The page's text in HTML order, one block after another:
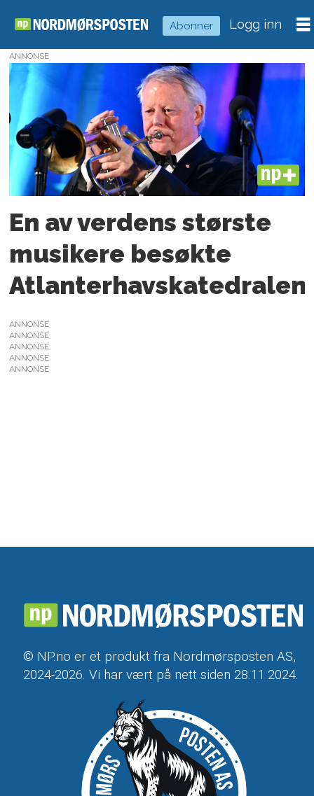
Abonner Logg inn
Tag:
espen
grjotheim
ANNONSE
PLUS
En av verdens største
musikere besøkte
Atlanterhavskatedralen
ANNONSE
ANNONSE
ANNONSE
ANNONSE
ANNONSE
© NP.no er et produkt fra Nordmørsposten AS,
2024-2026. Vi har vært på nett siden 28.11.2024.